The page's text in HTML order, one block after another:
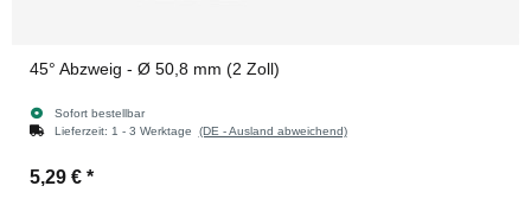
45° Abzweig - Ø 50,8 mm (2 Zoll)
Sofort bestellbar
Lieferzeit: 1 - 3 Werktage (DE - Ausland abweichend)
5,29 € *